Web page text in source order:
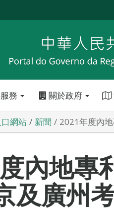
務 關於政府
網站 新聞 2021年度內
內地專
及廣州